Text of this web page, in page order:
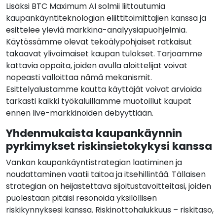
Lisäksi BTC Maximum AI solmii liittoutumia
kaupankäyntiteknologian eliittitoimittajien kanssa ja
esittelee yleviä markkina-analyysiapuohjelmia.
Käytössämme olevat tekoälypohjaiset ratkaisut
takaavat ylivoimaiset kaupan tulokset. Tarjoamme
kattavia oppaita, joiden avulla aloittelijat voivat
nopeasti valloittaa nämä mekanismit.
Esittelyalustamme kautta käyttäjät voivat arvioida
tarkasti kaikki työkaluillamme muotoillut kaupat
ennen live-markkinoiden debyyttiään.
Yhdenmukaista kaupankäynnin
pyrkimykset riskinsietokykysi kanssa
Vankan kaupankäyntistrategian laatiminen ja
noudattaminen vaatii taitoa ja itsehillintää. Tällaisen
strategian on heijastettava sijoitustavoitteitasi, joiden
puolestaan pitäisi resonoida yksilöllisen
riskikynnyksesi kanssa. Riskinottohalukkuus – riskitaso,